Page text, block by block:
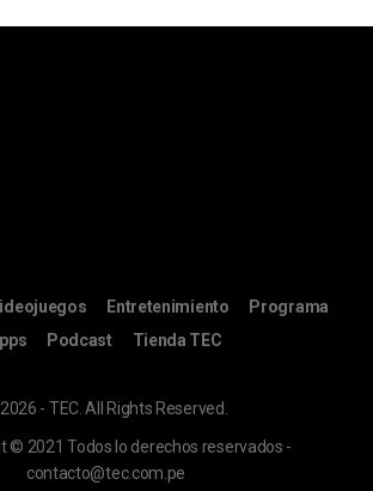
Entretenimiento
Programa
Podcast Tienda TEC
- TEC. All Rights Reserved.
© 2021 Todos lo derechos reservados -
contacto@tec.com.pe